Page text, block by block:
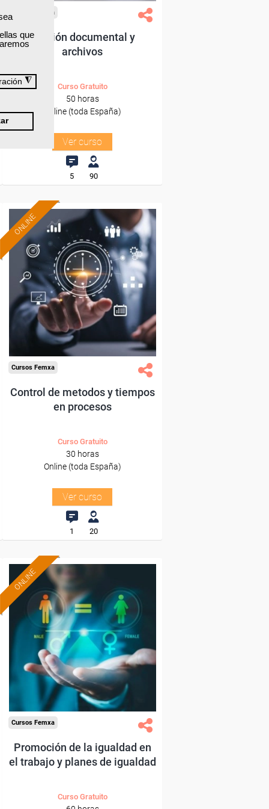
que
◮
Cursos Femxa
Gestión documental y
archivos
Curso Gratuito
50 horas
Online (toda España)
Ver curso
5 90
ONLINE
Formación 100%
subvencionada.
Para desempleados,
trabajadores y autónomos.
Sector
-Administración.
Cursos Femxa
Control de metodos y tiempos
en procesos
Curso Gratuito
30 horas
Online (toda España)
Ver curso
1 20
ONLINE
Formación 100%
subvencionada.
Para autónomos de
Madrid.
Todos los sectores.
Cursos Femxa
Promoción de la igualdad en
el trabajo y planes de igualdad
Curso Gratuito